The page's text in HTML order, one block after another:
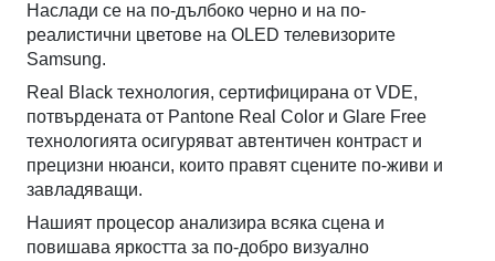
Наслади се на по-дълбоко черно и на по-
реалистични цветове на OLED телевизорите
Samsung.
Real Black технология, сертифицирана от VDE,
потвърдената от Pantone Real Color и Glare Free
технологията осигуряват автентичен контраст и
прецизни нюанси, които правят сцените по-живи и
завладяващи.
Нашият процесор анализира всяка сцена и
повишава яркостта за по-добро визуално